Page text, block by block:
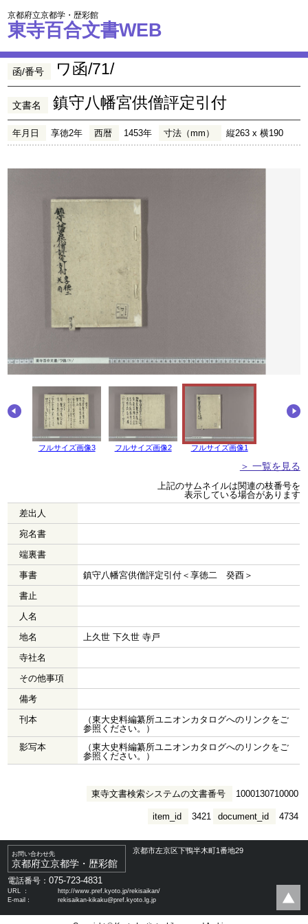
京都府立京都学・歴彩館
東寺百合文書WEB
函/番号 ワ函/71/
文書名 鎮守八幡宮供僧評定引付
年月日 享徳2年 西暦 1453年 寸法（mm） 縦263 x 横190
フルサイズ画像3 フルサイズ画像2 フルサイズ画像1
＞ 一覧を見る
上記のサムネイルは関連の枝番号を
表示している場合があります
差出人
宛名書
端裏書
事書
鎮守八幡宮供僧評定引付＜享徳二 癸酉＞
書止
人名
地名
上久世 下久世 寺戸
寺社名
その他事項
備考
刊本
（東大史料編纂所ユニオンカタログへのリンクをご
参照ください。）
影写本
（東大史料編纂所ユニオンカタログへのリンクをご
参照ください。）
東寺文書検索システムの文書番号 1000130710000
document_id 4734
item_id 3421
お問い合わせ先
京都府立京都学・歴彩館
京都市左京区下鴨半木町1番地29
電話番号：075-723-4831
URL ：
http://www.pref.kyoto.jp/rekisaikan/
E-mail：
rekisaikan-kikaku@pref.kyoto.lg.jp